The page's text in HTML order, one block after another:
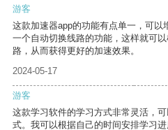
游客
这款加速器app的功能有点单一，可以
一个自动切换线路的功能，这样就可
路，从而获得更好的加速效果。
2024-05-17
游客
这款学习软件的学习方式非常灵活，
式。我可以根据自己的时间安排学习进